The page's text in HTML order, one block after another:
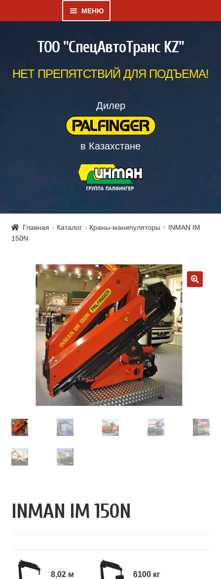
ТОО "СпецАвтоТранс KZ"
НЕТ ПРЕПЯТСТВИЙ ДЛЯ ПОДЪЕМА!
Дилер
в Казахстане
МЕНЮ
вложенное
меню
меню
ДИЛЕРСКИЙ ВЕСТНИК
Главная Каталог Краны-манипуляторы
INMAN IM
150N
INMAN IM 150N
8,02 м 6100 кг